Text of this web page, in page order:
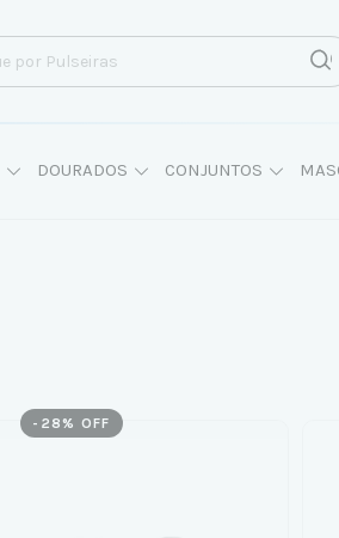
DOURADOS CONJUNTOS
- 28 % OFF